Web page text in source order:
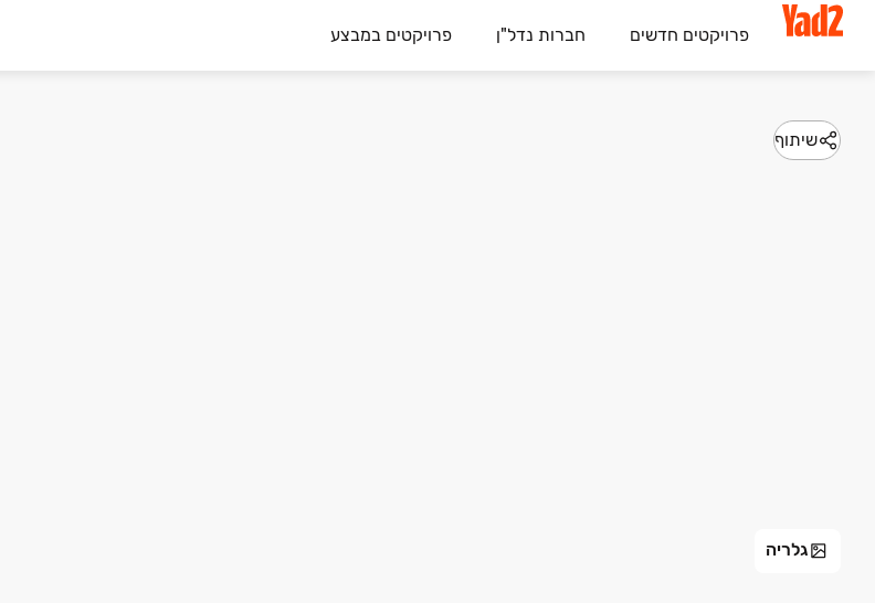
פרויקטים חדשים חברות נדל"ן פרויקטים במבצע
שיתוף
גלריה